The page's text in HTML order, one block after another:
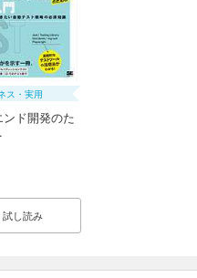
ス・実用
ド開発のた
試し読み